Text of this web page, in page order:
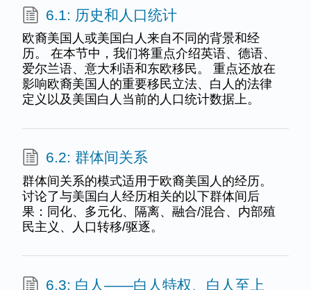
6.1: 历史和人口统计
欧裔美国人或美国白人来自不同的背景和经
历。 在本节中，我们将重点介绍英语、德语、
爱尔兰语、意大利语和东欧移民。 重点还放在
影响欧裔美国人的重要移民立法、白人的法律
定义以及美国白人当前的人口统计数据上。
6.2: 群体间关系
群体间关系的模式适用于欧裔美国人的经历。
讨论了与美国白人经历相关的以下群体间后
果：同化、多元化、隔离、融合/混合、内部殖
民主义、人口转移/驱逐。
6.3: 白人——白人特权、白人至上